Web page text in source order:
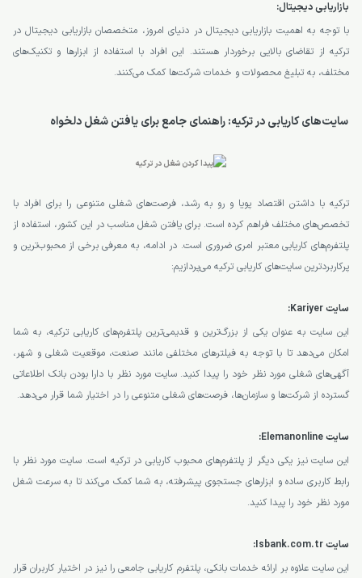
بازاریابی دیجیتال:
با توجه به اهمیت بازاریابی دیجیتال در دنیای امروز، متخصصان بازاریابی دیجیتال در
ترکیه از تقاضای بالایی برخوردار هستند. این افراد با استفاده از ابزارها و تکنیک‌های
مختلف، به تبلیغ محصولات و خدمات شرکت‌ها کمک می‌کنند.
سایت‌های کاریابی در ترکیه: راهنمای جامع برای یافتن شغل دلخواه
ترکیه با داشتن اقتصاد پویا و رو به رشد، فرصت‌های شغلی متنوعی را برای افراد با
تخصص‌های مختلف فراهم کرده است. برای یافتن شغل مناسب در این کشور، استفاده از
پلتفرم‌های کاریابی معتبر امری ضروری است. در ادامه، به معرفی برخی از محبوب‌ترین و
پرکاربردترین سایت‌های کاریابی ترکیه می‌پردازیم:
سایت Kariyer:
این سایت به عنوان یکی از بزرگ‌ترین و قدیمی‌ترین پلتفرم‌های کاریابی ترکیه، به شما
امکان می‌دهد تا با توجه به فیلترهای مختلفی مانند صنعت، موقعیت شغلی و شهر،
آگهی‌های شغلی مورد نظر خود را پیدا کنید. سایت مورد نظر با دارا بودن بانک اطلاعاتی
گسترده از شرکت‌ها و سازمان‌ها، فرصت‌های شغلی متنوعی را در اختیار شما قرار می‌دهد.
سایت Elemanonline:
این سایت نیز یکی دیگر از پلتفرم‌های محبوب کاریابی در ترکیه است. سایت مورد نظر با
رابط کاربری ساده و ابزارهای جستجوی پیشرفته، به شما کمک می‌کند تا به سرعت شغل
مورد نظر خود را پیدا کنید.
سایت Isbank.com.tr:
این سایت علاوه بر ارائه خدمات بانکی، پلتفرم کاریابی جامعی را نیز در اختیار کاربران قرار